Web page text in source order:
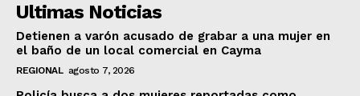
Ultimas Noticias
Detienen a varón acusado de grabar a una mujer en
el baño de un local comercial en Cayma
REGIONAL agosto 7, 2026